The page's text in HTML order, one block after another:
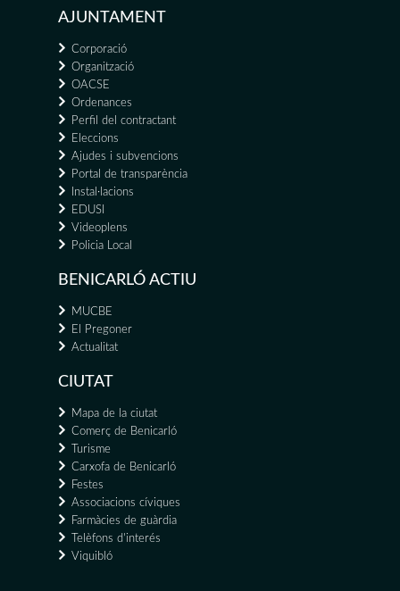
AJUNTAMENT
Corporació
Organització
OACSE
Ordenances
Perfil del contractant
Eleccions
Ajudes i subvencions
Portal de transparència
Instal·lacions
EDUSI
Videoplens
Policia Local
BENICARLÓ ACTIU
MUCBE
El Pregoner
Actualitat
CIUTAT
Mapa de la ciutat
Comerç de Benicarló
Turisme
Carxofa de Benicarló
Festes
Associacions cíviques
Farmàcies de guàrdia
Telèfons d'interés
Viquibló